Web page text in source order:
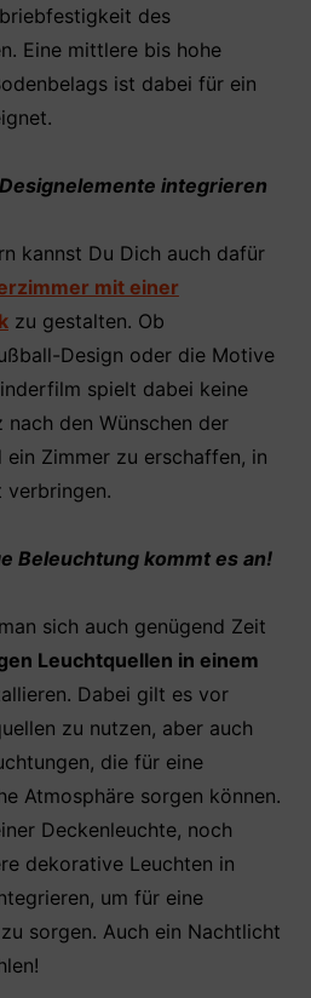
des
Eine mittlere bis hohe
ist dabei für ein
integrieren
kannst Du Dich auch dafür
mit einer
zu gestalten. Ob
Design oder die Motive
spielt dabei keine
den Wünschen der
ein Zimmer zu erschaffen, in
verbringen.
Beleuchtung kommt es an!
sich auch genügend Zeit
Leuchtquellen in einem
Dabei gilt es vor
zu nutzen, aber auch
die für eine
Atmosphäre sorgen können.
Deckenleuchte, noch
dekorative Leuchten in
um für eine
sorgen. Auch ein Nachtlicht